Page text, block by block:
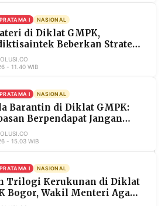
I NASIONAL
di Diklat GMPK,
Beberkan Strategi
4.0 demi Target
8 Persen
- 11.40 WIB
I NASIONAL
Barantin di Diklat GMPK:
Berpendapat Jangan
untuk Menghina
- 15.03 WIB
I NASIONAL
Trilogi Kerukunan di Diklat
Bogor, Wakil Menteri Agama
Pentingnya Etika Kritik